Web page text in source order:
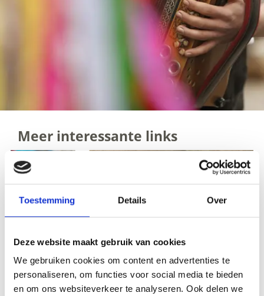
Toestemming Details Over
Deze website maakt gebruik van cookies
We gebruiken cookies om content en advertenties te
personaliseren, om functies voor social media te bieden
en om ons websiteverkeer te analyseren. Ook delen we
Meer interessante links